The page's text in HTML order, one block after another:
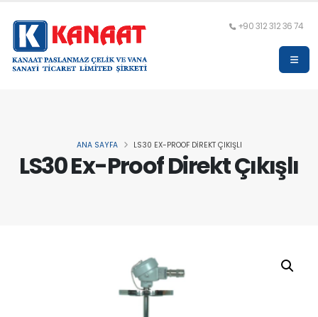
+90 312 312 36 74
LS30 Ex-Proof Direkt Çıkışlı
ANA SAYFA LS30 EX-PROOF DIREKT ÇIKIŞLI